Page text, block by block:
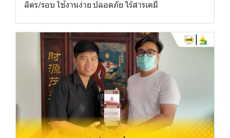
ลิตร/รอบ ใช้งานง่าย ปลอดภัย ไร้สารเคมี